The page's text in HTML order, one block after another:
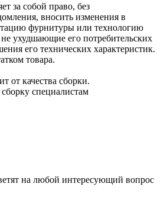
за собой право, без
вносить изменения в
фурнитуры или технологию
не ухудшающие его потребительских
его технических характеристик.
товара.
от качества сборки.
специалистам
на любой интересующий вопрос